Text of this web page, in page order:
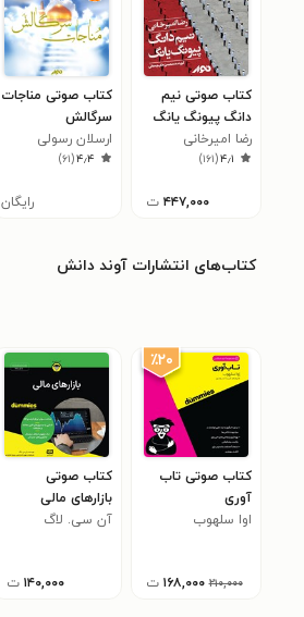
کتاب صوتی نیم
دانگ پیونگ یانگ
رضا امیرخانی
۴٫۱(۱۶۱)
۴۴۷,۰۰۰ ت
کتاب صوتی مناجات
سرگالش
ارسلان رسولی
۴٫۴(۶۱)
رایگان
کتاب‌های انتشارات آوند دانش
٪۲۰
کتاب صوتی تاب‌
آوری
اوا سلهوب
۲۱۰,۰۰۰ ۱۶۸,۰۰۰ ت
کتاب صوتی
بازارهای مالی
آن سی. لاگ
۱۴۰,۰۰۰ ت